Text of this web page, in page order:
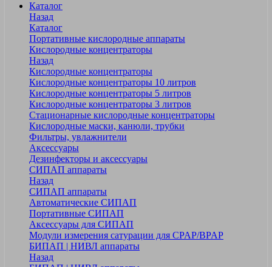
Каталог
Назад
Каталог
Портативные кислородные аппараты
Кислородные концентраторы
Назад
Кислородные концентраторы
Кислородные концентраторы 10 литров
Кислородные концентраторы 5 литров
Кислородные концентраторы 3 литров
Стационарные кислородные концентраторы
Кислородные маски, канюли, трубки
Фильтры, увлажнители
Аксессуары
Дезинфекторы и аксессуары
СИПАП аппараты
Назад
СИПАП аппараты
Автоматические СИПАП
Портативные СИПАП
Аксессуары для СИПАП
Модули измерения сатурации для CPAP/BPAP
БИПАП | НИВЛ аппараты
Назад